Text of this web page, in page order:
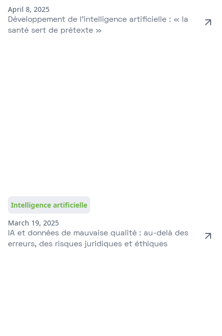
April 8, 2025
Développement de l’intelligence artificielle : « la
santé sert de prétexte »
Intelligence artificielle
March 19, 2025
IA et données de mauvaise qualité : au-delà des
erreurs, des risques juridiques et éthiques